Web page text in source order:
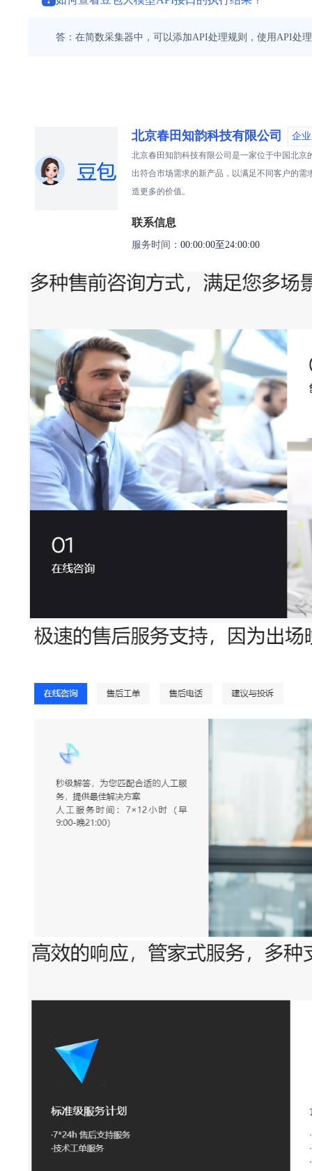
答：在简数采集器中，可以添加API处理规则，使用API处
北京春田知韵科技有限公司 企业
北京春田知韵科技有限公司是一家位于中国北
出符合市场需求的新产品，以满足不同客户的
造更多的价值。
联系信息
服务时间：00:00:00至24:00:00